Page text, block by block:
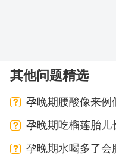
其他问题精选
孕晚期腰酸像来例
孕晚期吃榴莲胎儿
孕晚期水喝多了会